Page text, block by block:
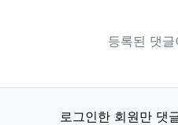
등록된 댓
로그인한 회원만 댓